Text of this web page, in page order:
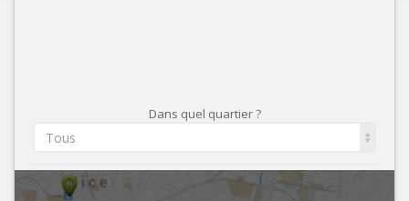
Dans quel quartier ?
Tous